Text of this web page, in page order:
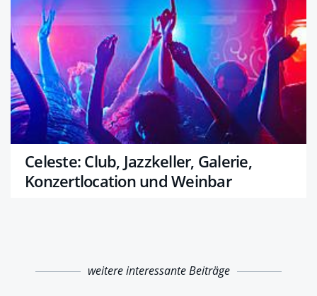
Celeste: Club, Jazzkeller, Galerie,
Konzertlocation und Weinbar
weitere interessante Beiträge